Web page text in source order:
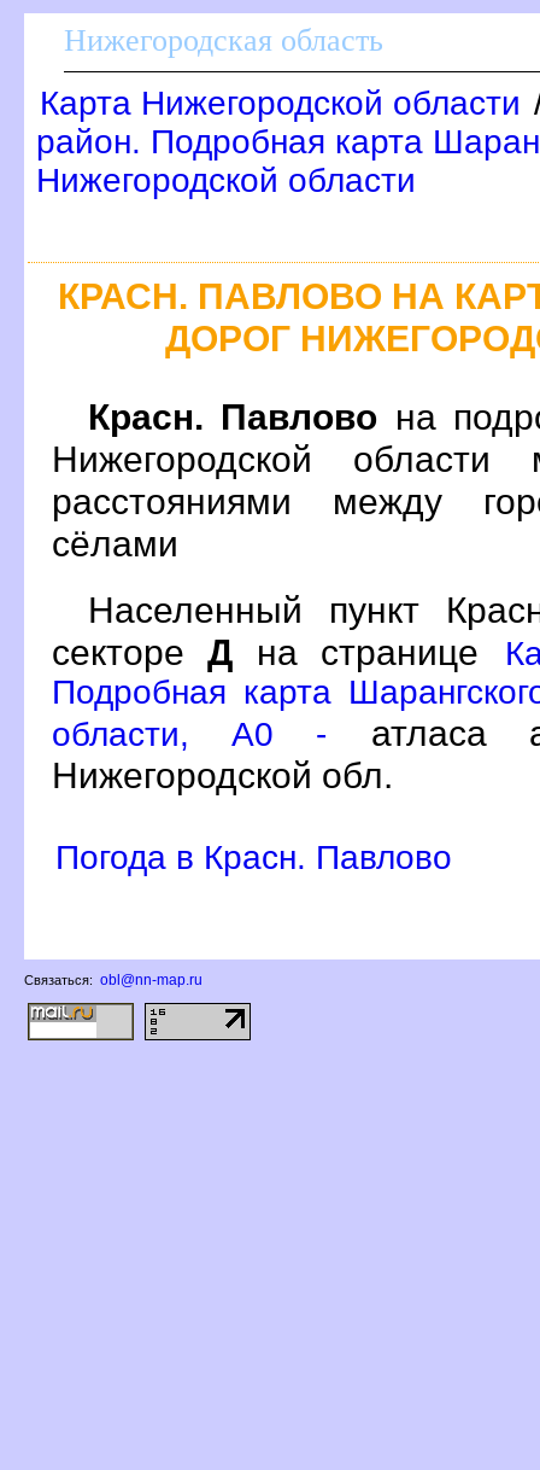
Нижегородская область
Карта Нижегородской области
район. Подробная карта
Нижегородской области
КРАСН. ПАВЛОВО НА
ДОРОГ
Красн. Павлово на
Нижегородской
расстояниями между
сёлами
Населенный пункт
сектореД на странице
Подробная карта
области, A0 -
атласа
Нижегородской обл.
Погода в Красн. Павлово
Связаться: obl@nn-map.ru